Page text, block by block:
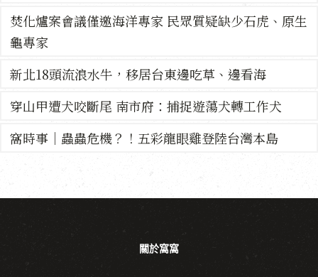
焚化爐案會議僅邀海洋專家 民眾質疑缺少石虎、原生
龜專家
新北18頭流浪水牛，移居台東邊吃草、邊看海
穿山甲遭犬咬斷尾 南市府：捕捉遊蕩犬轉工作犬
窩時事｜蟲蟲危機？！五彩龍眼雞登陸台灣本島
關於窩窩